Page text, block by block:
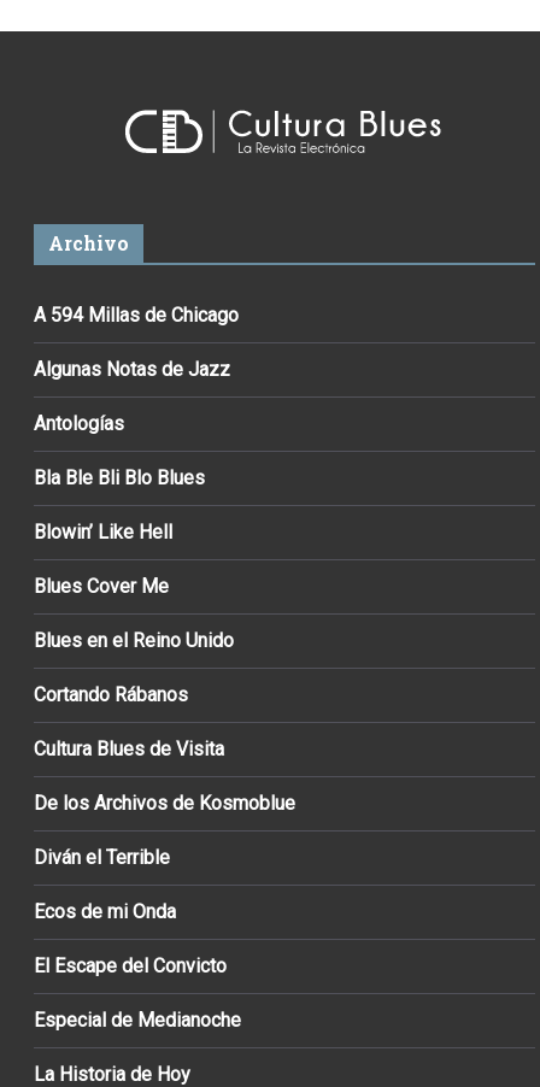
Archivo
A 594 Millas de Chicago
Algunas Notas de Jazz
Antologías
Bla Ble Bli Blo Blues
Blowin’ Like Hell
Blues Cover Me
Blues en el Reino Unido
Cortando Rábanos
Cultura Blues de Visita
De los Archivos de Kosmoblue
Diván el Terrible
Ecos de mi Onda
El Escape del Convicto
Especial de Medianoche
La Historia de Hoy